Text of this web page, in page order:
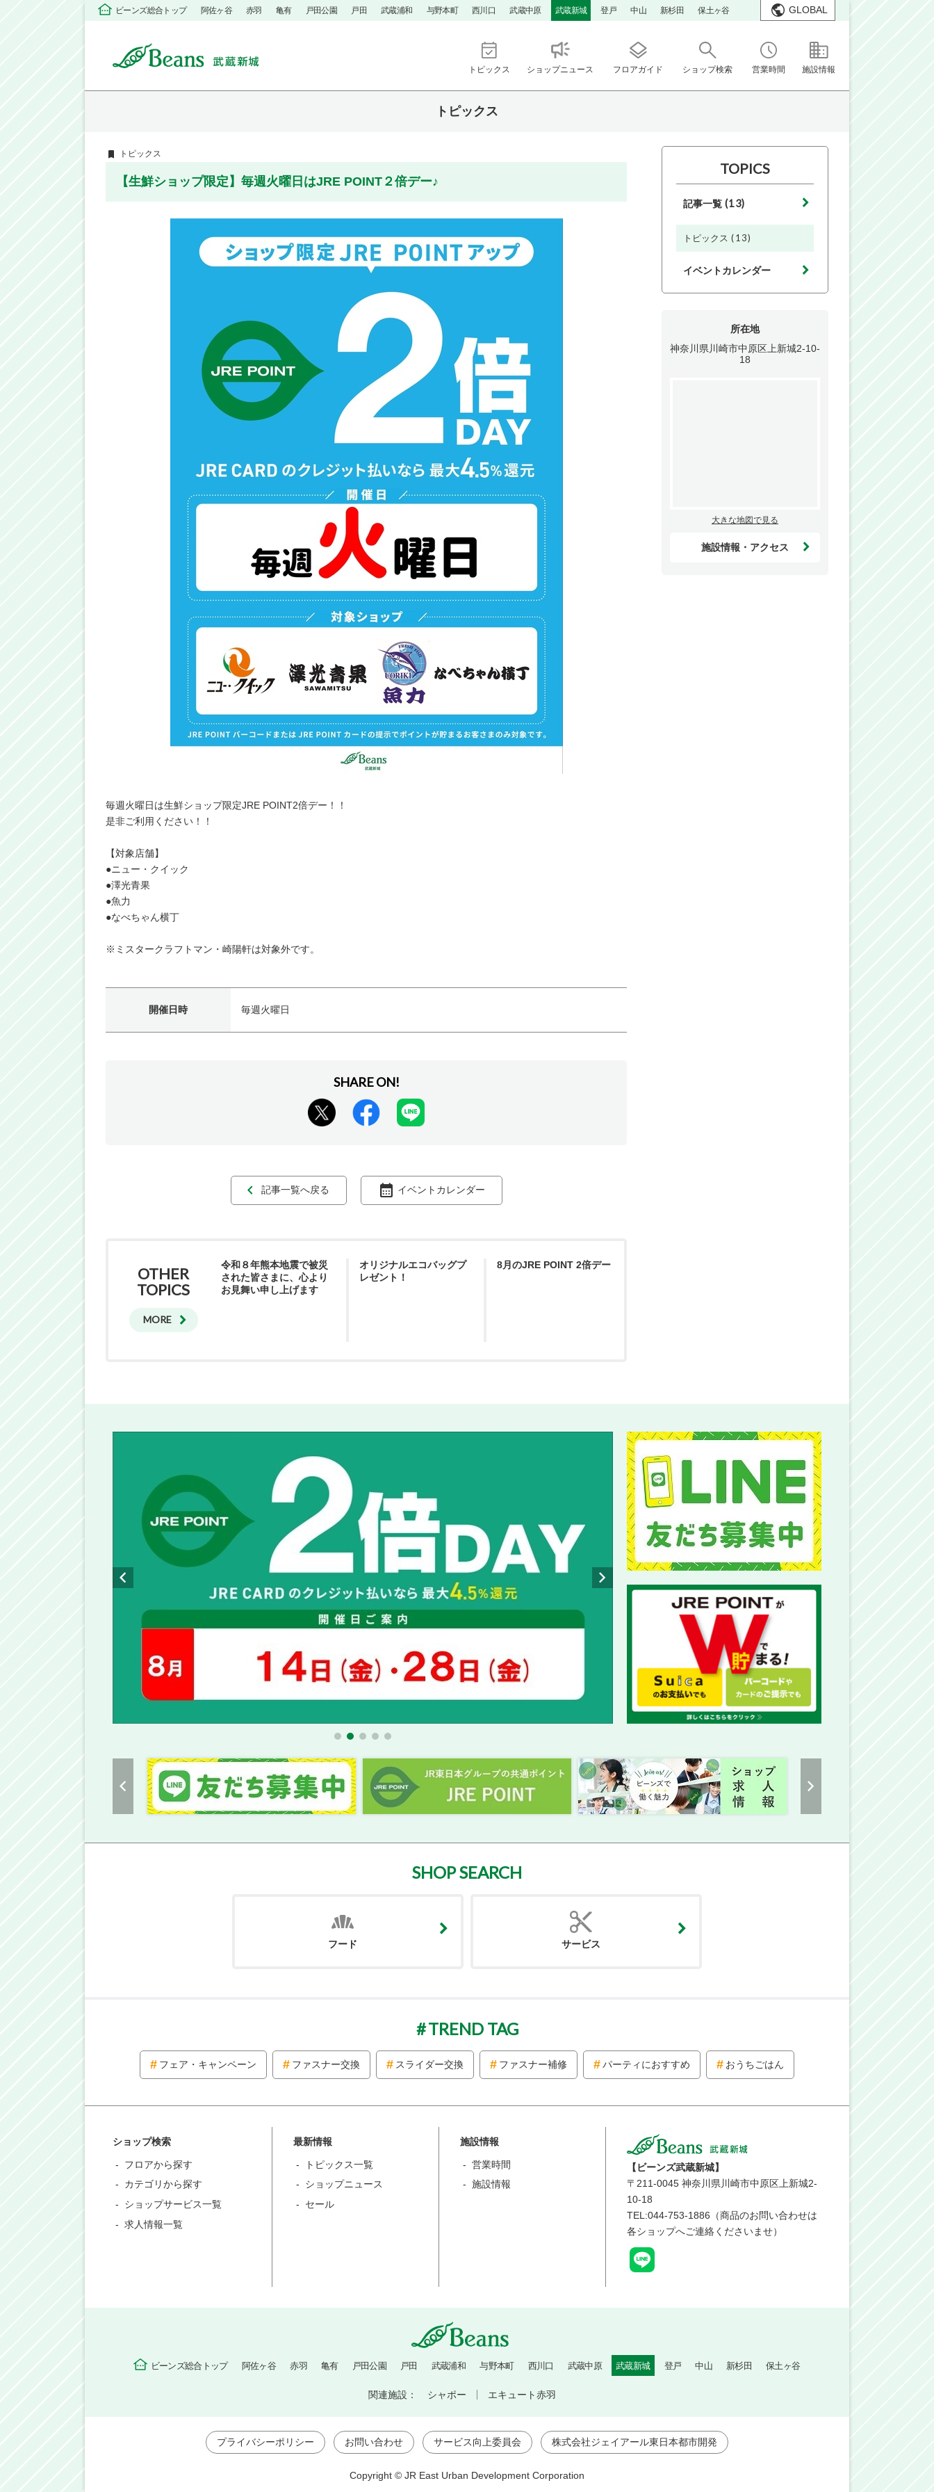
ビーンズ総合トップ 阿佐ヶ谷 赤羽 亀有 戸田公園 戸田 武蔵浦和 与野本町 西川口 武蔵中原 武蔵新城 登戸 中山 新杉田 保土ヶ谷 GLOBAL
トピックス ショップニュース フロアガイド ショップ検索 営業時間 施設情報
トピックス
トピックス
【生鮮ショップ限定】毎週火曜日はJRE POINT２倍デー♪
毎週火曜日は生鮮ショップ限定JRE POINT2倍デー！！
是非ご利用ください！！
【対象店舗】
●ニュー・クイック
●澤光青果
●魚力
●なべちゃん横丁
※ミスタークラフトマン・崎陽軒は対象外です。
開催日時 毎週火曜日
記事一覧へ戻る イベントカレンダー
OTHER
TOPICS
MORE
令和８年熊本地震で被災
された皆さまに、心より
お見舞い申し上げます
オリジナルエコバッグプ
レゼント！
8月のJRE POINT 2倍デー
TOPICS
記事一覧 (13)
トピックス (13)
イベントカレンダー
所在地
神奈川県川崎市中原区上新城2-10-
18
大きな地図で見る
施設情報・アクセス
SHOP SEARCH
フード サービス
TREND TAG
フェア・キャンペーン ファスナー交換 スライダー交換 ファスナー補修 パーティにおすすめ おうちごはん
ショップ検索
フロアから探す
カテゴリから探す
ショップサービス一覧
求人情報一覧
最新情報
トピックス一覧
ショップニュース
セール
施設情報
営業時間
施設情報
【ビーンズ武蔵新城】
〒 211-0045 神奈川県川崎市中原区上新城2-
10-18
TEL:044-753-1886（商品のお問い合わせは
各ショップへご連絡くださいませ）
ビーンズ総合トップ 阿佐ヶ谷 赤羽 亀有 戸田公園 戸田 武蔵浦和 与野本町 西川口 武蔵中原 武蔵新城 登戸 中山 新杉田 保土ヶ谷
関連施設： シャポー エキュート赤羽
プライバシーポリシー お問い合わせ サービス向上委員会 株式会社ジェイアール東日本都市開発
Copyright © JR East Urban Development Corporation